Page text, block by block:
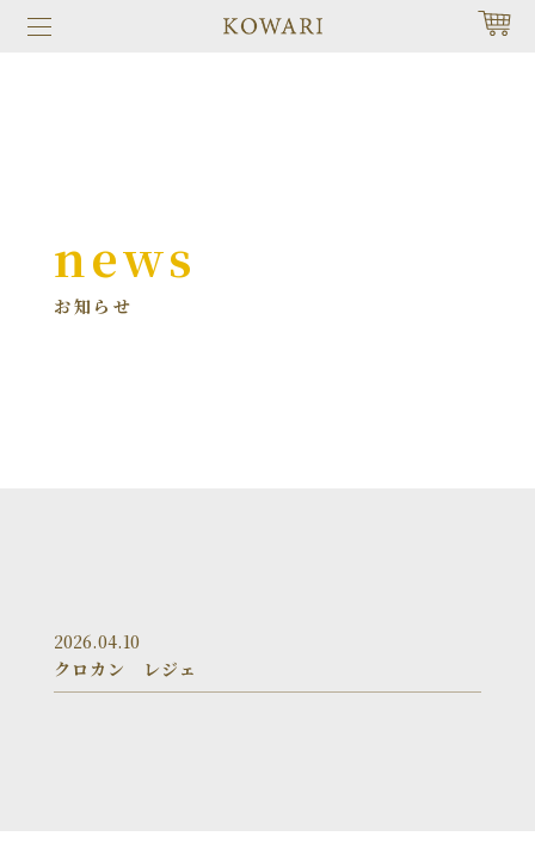
news
お知らせ
2026.04.10
クロカン レジェ